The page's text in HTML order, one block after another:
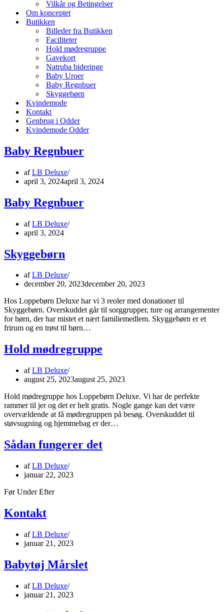
Vilkår og Betingelser
Om konceptet
Butikken
Billeder fra Butikken
Faciliteter
Hold mødregruppe
Gavekort
Natruba bideringe
Baby Uroer
Baby Regnbuer
Skyggebørn
Kvindemode
Kontakt
Genbrug i Odder
Kvindemode Odder
Baby Regnbuer
afLB Deluxe
april 3, 2024april 3, 2024
Baby Regnbuer
afLB Deluxe
april 3, 2024
Skyggebørn
afLB Deluxe
december 20, 2023december 20, 2023
Hos Loppebørn Deluxe har vi 3 reoler med donationer til
Skyggebørn. Overskuddet går til sorggrupper, ture og arrangementer
for børn, der har mistet et nært familiemedlem. Skyggebørn er et
frirum og en trøst til børn…
Hold mødregruppe
afLB Deluxe
august 25, 2023august 25, 2023
Hold mødregruppe hos Loppebørn Deluxe. Vi har de perfekte
rammer til jer og det er helt gratis. Nogle gange kan det være
overvældende at få mødregruppen på besøg. Overskuddet til
støvsugning og hjemmebag er der…
Sådan fungerer det
afLB Deluxe
januar 22, 2023
Før Under Efter
Kontakt
afLB Deluxe
januar 21, 2023
Babytøj Mårslet
afLB Deluxe
januar 21, 2023